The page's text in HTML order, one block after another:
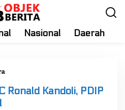
Nasional Daerah
pRonald Kandoli, PDIP